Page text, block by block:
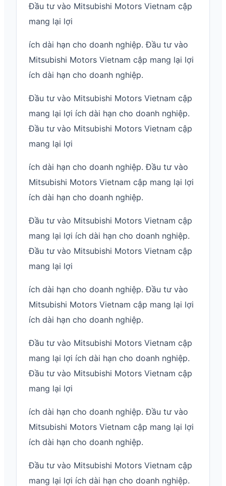
Đầu tư vào Mitsubishi Motors Vietnam cập
mang lại lợi
ích dài hạn cho doanh nghiệp. Đầu tư vào
Mitsubishi Motors Vietnam cập mang lại lợi
ích dài hạn cho doanh nghiệp.
Đầu tư vào Mitsubishi Motors Vietnam cập
mang lại lợi ích dài hạn cho doanh nghiệp.
Đầu tư vào Mitsubishi Motors Vietnam cập
mang lại lợi
ích dài hạn cho doanh nghiệp. Đầu tư vào
Mitsubishi Motors Vietnam cập mang lại lợi
ích dài hạn cho doanh nghiệp.
Đầu tư vào Mitsubishi Motors Vietnam cập
mang lại lợi ích dài hạn cho doanh nghiệp.
Đầu tư vào Mitsubishi Motors Vietnam cập
mang lại lợi
ích dài hạn cho doanh nghiệp. Đầu tư vào
Mitsubishi Motors Vietnam cập mang lại lợi
ích dài hạn cho doanh nghiệp.
Đầu tư vào Mitsubishi Motors Vietnam cập
mang lại lợi ích dài hạn cho doanh nghiệp.
Đầu tư vào Mitsubishi Motors Vietnam cập
mang lại lợi
ích dài hạn cho doanh nghiệp. Đầu tư vào
Mitsubishi Motors Vietnam cập mang lại lợi
ích dài hạn cho doanh nghiệp.
Đầu tư vào Mitsubishi Motors Vietnam cập
mang lại lợi ích dài hạn cho doanh nghiệp.